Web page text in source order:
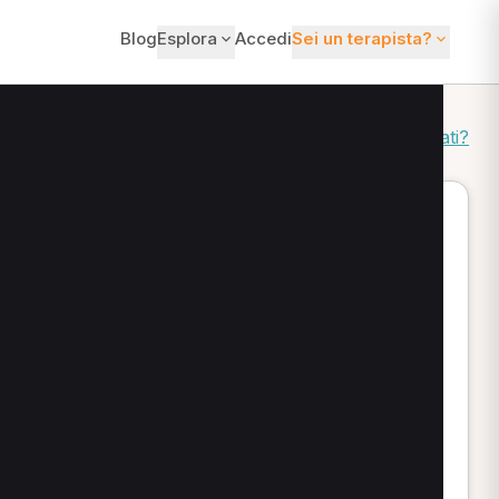
BlogEsplora AccediSei un terapista?
Come ordiniamo i risultati?